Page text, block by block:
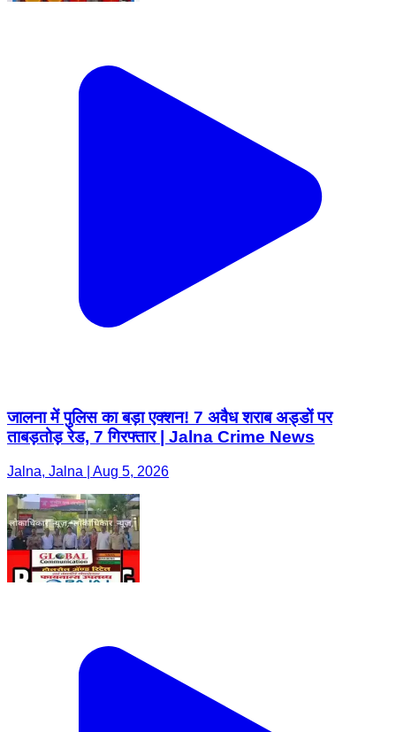
जालना में पुलिस का बड़ा एक्शन! 7 अवैध शराब अड्डों पर
ताबड़तोड़ रेड, 7 गिरफ्तार | Jalna Crime News
Jalna, Jalna | Aug 5, 2026